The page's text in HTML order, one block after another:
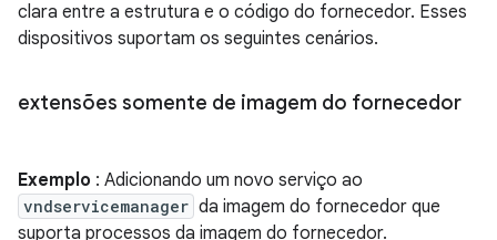
clara entre a estrutura e o código do fornecedor. Esses
dispositivos suportam os seguintes cenários.
extensões somente de imagem do fornecedor
Exemplo : Adicionando um novo serviço ao
vndservicemanager da imagem do fornecedor que
suporta processos da imagem do fornecedor.